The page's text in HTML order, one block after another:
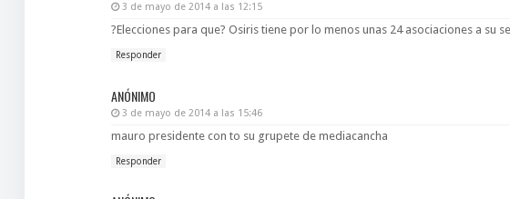
3 de mayo de 2014 a las 12:15
?Elecciones para que? Osiris tiene por lo menos unas 24 asociaciones a su
Responder
ANÓNIMO
3 de mayo de 2014 a las 15:46
mauro presidente con to su grupete de mediacancha
Responder